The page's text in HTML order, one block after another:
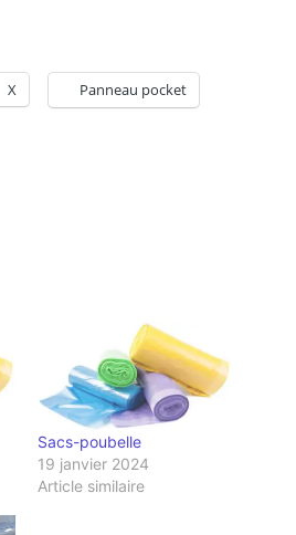
X Panneau pocket
Sacs-poubelle
19 janvier 2024
Article similaire